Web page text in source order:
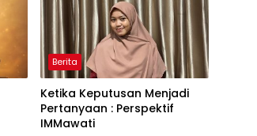
Berita
Ketika Keputusan Menjadi
Pertanyaan : Perspektif
IMMawati